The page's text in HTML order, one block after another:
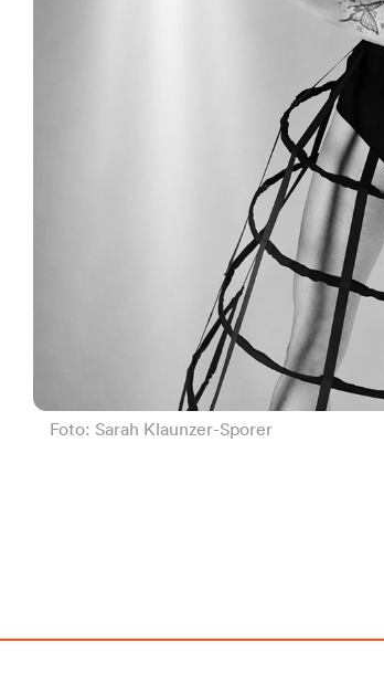
Foto: Sarah Klaunzer-Sporer